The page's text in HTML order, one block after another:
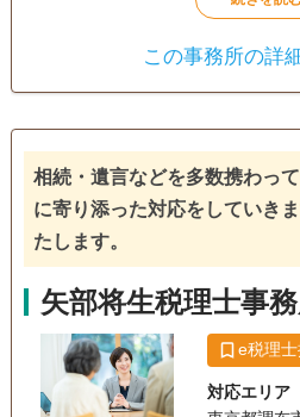
この事務所の詳
相続・遺言などを多数携わっ
に寄り添った対応をしていき
たします。
矢部将生税理士事
e税理
対応エリア